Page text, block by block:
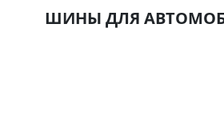
ШИНЫ ДЛЯ